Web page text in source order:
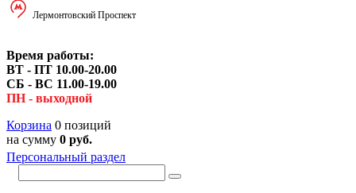
Лермонтовский Проспект
Время работы:
ВТ - ПТ 10.00-20.00
СБ - ВС 11.00-19.00
ПН - выходной
Корзина 0 позиций
на сумму 0 руб.
Персональный раздел